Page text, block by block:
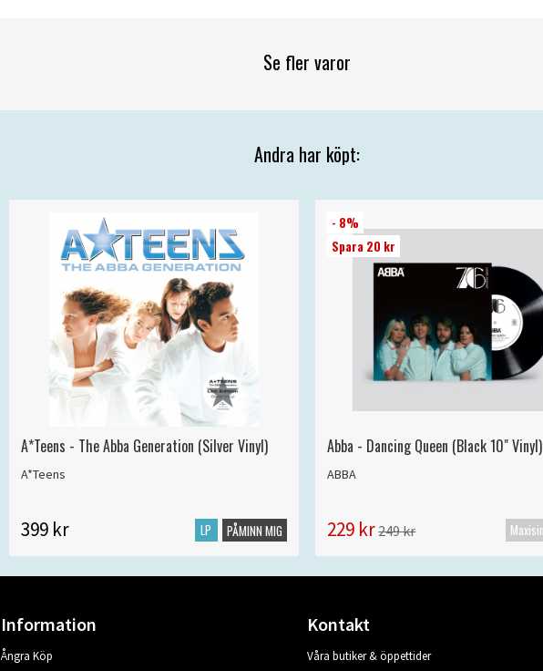
Se fler varor
Andra har köpt:
A*Teens - The Abba Generation (Silver Vinyl)
A*Teens
399 kr LP PÅMINN MIG
- 8%
Spara 20 kr
Abba - Dancing Queen (Black 10" Vinyl)
ABBA
229 kr249 kr
Information
Ångra Köp
Kontakt
Våra butiker & öppettider